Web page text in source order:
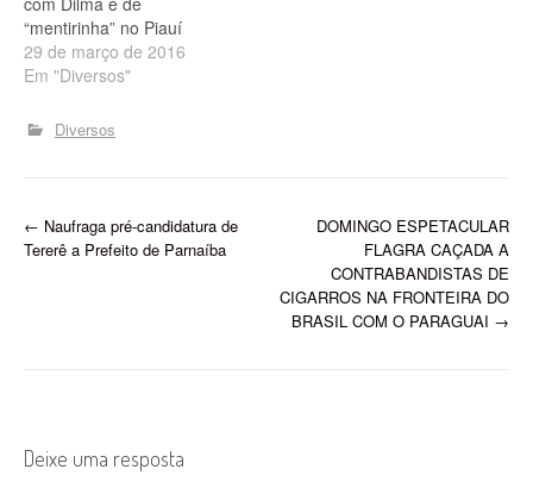
“mentirinha” no Piauí
29 de março de 2016
Em "Diversos"
Diversos
P
a
← Naufraga pré-candidatura de
Tererê a Prefeito de Parnaíba
DOMINGO ESPETACULAR
FLAGRA CAÇADA A
CONTRABANDISTAS DE
CIGARROS NA FRONTEIRA DO
BRASIL COM O PARAGUAI →
Deixe uma resposta